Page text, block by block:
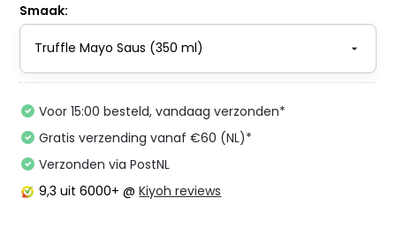
Smaak:
Voor 15:00 besteld, vandaag verzonden*
Gratis verzending vanaf €60 (NL)*
Verzonden via PostNL
9,3 uit 6000+ @Kiyoh reviews